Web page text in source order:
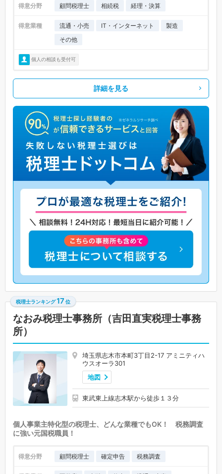
得意分野 顧問税理士 相続税 経理・決算
得意業種 流通・小売 IT・インターネット
製造
その他
個人の相談も受付可
詳細を見る
税理士ランキング17 位
なおみ税理士事務所（吉田直実税理士事務
所）
埼玉県志木市本町3丁目2-17 アミニティハ
ウスオーラ301
地図
東武東上線志木駅から徒歩１３分
個人事業主特化型の税理士、どんな業種でもOK！ 税務調査
に強い元国税職員！
得意分野 顧問税理士 確定申告 税務調査